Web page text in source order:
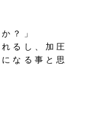
？」
るし、加圧
なる事と思